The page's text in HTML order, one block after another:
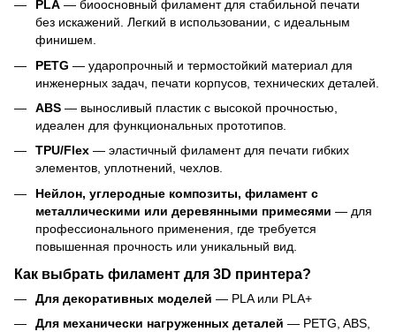
PLA — биоосновный филамент для стабильной печати
без искажений. Легкий в использовании, с идеальным
финишем.
PETG — ударопрочный и термостойкий материал для
инженерных задач, печати корпусов, технических деталей.
ABS — выносливый пластик с высокой прочностью,
идеален для функциональных прототипов.
TPU/Flex — эластичный филамент для печати гибких
элементов, уплотнений, чехлов.
Нейлон, углеродные композиты, филамент с
металлическими или деревянными примесями — для
профессионального применения, где требуется
повышенная прочность или уникальный вид.
Как выбрать филамент для 3D принтера?
Для декоративных моделей — PLA или PLA+
Для механически нагруженных деталей — PETG, ABS,